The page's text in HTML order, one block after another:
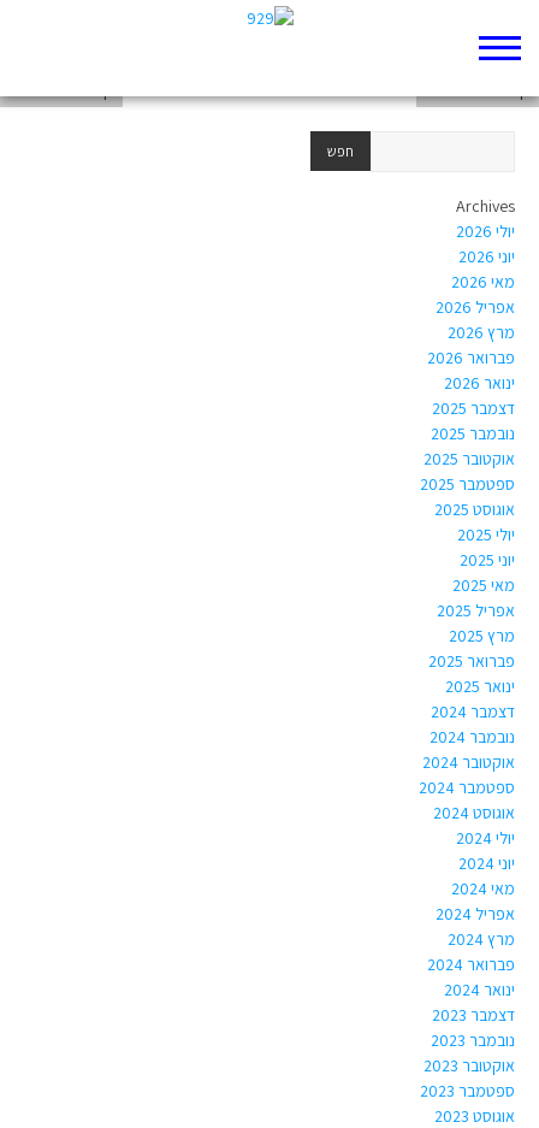
Archives
יולי 2026
יוני 2026
מאי 2026
אפריל 2026
מרץ 2026
פברואר 2026
ינואר 2026
דצמבר 2025
נובמבר 2025
אוקטובר 2025
ספטמבר 2025
אוגוסט 2025
יולי 2025
יוני 2025
מאי 2025
אפריל 2025
מרץ 2025
פברואר 2025
ינואר 2025
דצמבר 2024
נובמבר 2024
אוקטובר 2024
ספטמבר 2024
אוגוסט 2024
יולי 2024
יוני 2024
מאי 2024
אפריל 2024
מרץ 2024
פברואר 2024
ינואר 2024
דצמבר 2023
נובמבר 2023
אוקטובר 2023
ספטמבר 2023
אוגוסט 2023